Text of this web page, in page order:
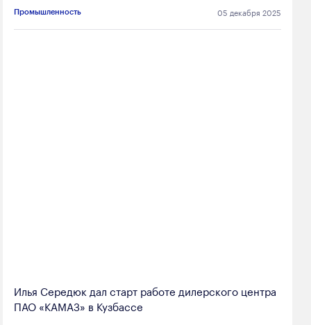
Промышленность 05 декабря 2025
Илья Середюк дал старт работе дилерского центра
ПАО «КАМАЗ» в Кузбассе